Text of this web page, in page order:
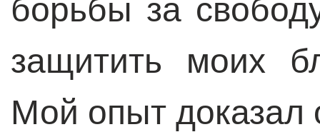
борьбы за
защитить моих
Мой опыт доказал